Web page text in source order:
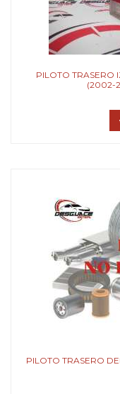
PILOTO TRASERO
(2002-
PILOTO TRASERO